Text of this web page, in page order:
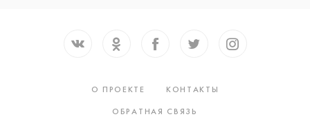
О ПРОЕКТЕ
КОНТАКТЫ
ОБРАТНАЯ СВЯЗЬ